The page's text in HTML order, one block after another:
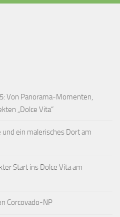
Von Panorama-Momenten,
„Dolce Vita“
ein malerisches Dort am
Start ins Dolce Vita am
Corcovado-NP